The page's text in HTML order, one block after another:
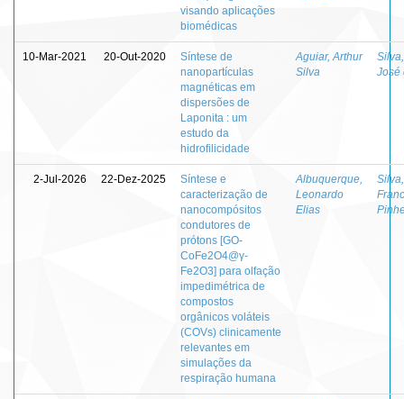
visando aplicações
biomédicas
10-Mar-2021 20-Out-2020
Síntese de
nanopartículas
magnéticas em
dispersões de
Laponita : um
estudo da
hidrofilicidade
Aguiar, Arthur
Silva
José
2-Jul-2026 22-Dez-2025
Síntese e
caracterização de
nanocompósitos
condutores de
prótons [GO-
CoFe2O4@γ-
Fe2O3] para olfação
impedimétrica de
compostos
orgânicos voláteis
(COVs) clinicamente
relevantes em
simulações da
respiração humana
Albuquerque,
Leonardo
Elias